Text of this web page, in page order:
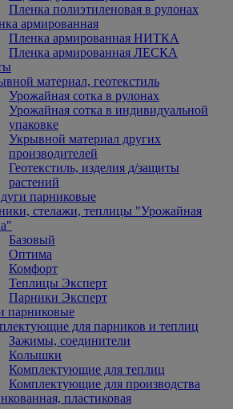
Пленка полиэтиленовая в рулонах
армированная
Пленка армированная НИТКА
Пленка армированная ЛЕСКА
материал, геотекстиль
Урожайная сотка в рулонах
Урожайная сотка в индивидуальной
упаковке
Укрывной материал других
производителей
Геотекстиль, изделия д/защиты
растений
парниковые
стелажи, теплицы "Урожайная
Базовый
Оптима
Комфорт
Теплицы Эксперт
Парники Эксперт
парниковые
для парников и теплиц
Зажимы, соединители
Колышки
Комплектующие для теплиц
Комплектующие для производства
пластиковая